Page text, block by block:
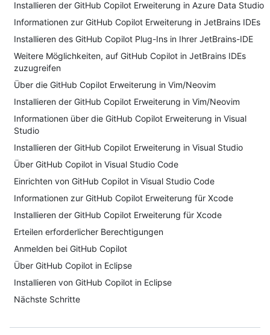
Installieren der GitHub Copilot Erweiterung in Azure Data Studio
Informationen zur GitHub Copilot Erweiterung in JetBrains IDEs
Installieren des GitHub Copilot Plug-Ins in Ihrer JetBrains-IDE
Weitere Möglichkeiten, auf GitHub Copilot in JetBrains IDEs
zuzugreifen
Über die GitHub Copilot Erweiterung in Vim/Neovim
Installieren der GitHub Copilot Erweiterung in Vim/Neovim
Informationen über die GitHub Copilot Erweiterung in Visual
Studio
Installieren der GitHub Copilot Erweiterung in Visual Studio
Über GitHub Copilot in Visual Studio Code
Einrichten von GitHub Copilot in Visual Studio Code
Informationen zur GitHub Copilot Erweiterung für Xcode
Installieren der GitHub Copilot Erweiterung für Xcode
Erteilen erforderlicher Berechtigungen
Anmelden bei GitHub Copilot
Über GitHub Copilot in Eclipse
Installieren von GitHub Copilot in Eclipse
Nächste Schritte